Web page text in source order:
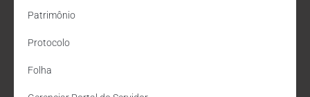
Patrimônio
Protocolo
Folha